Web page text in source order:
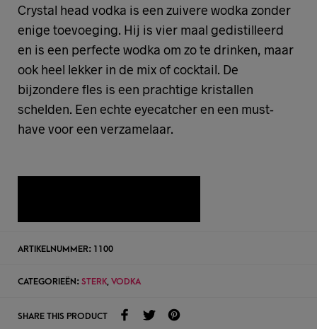
Crystal head vodka is een zuivere wodka zonder
enige toevoeging. Hij is vier maal gedistilleerd
en is een perfecte wodka om zo te drinken, maar
ook heel lekker in de mix of cocktail. De
bijzondere fles is een prachtige kristallen
schelden. Een echte eyecatcher en een must-
have voor een verzamelaar.
ARTIKELNUMMER: 1100
CATEGORIEËN: STERK, VODKA
SHARE THIS PRODUCT